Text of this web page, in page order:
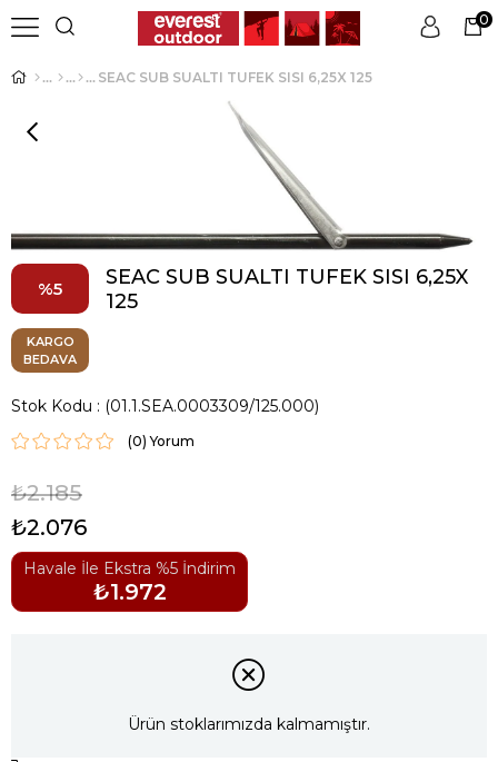
Üye Girişi Üye Ol
0
SEAC SUB SUALTI TUFEK SISI 6,25X 125
5
SEAC SUB SUALTI TUFEK SISI 6,25X
125
KARGO
BEDAVA
Stok Kodu (01.1.SEA.0003309/125.000)
(0)
₺2.185
₺2.076
Havale İle Ekstra %5 İndirim
₺1.972
Ürün stoklarımızda kalmamıştır.